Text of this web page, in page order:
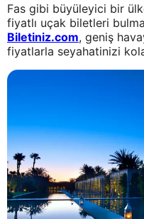
Fas gibi büyüleyici bir
fiyatlı uçak biletleri
Biletiniz.com, geniş
fiyatlarla seyahatinizi